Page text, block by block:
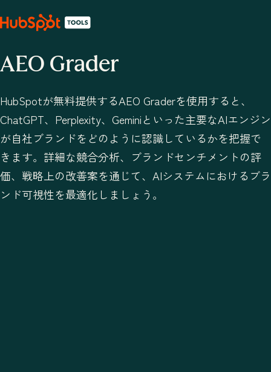
AEO Grader
HubSpotが無料提供するAEO Graderを使用すると、
ChatGPT、Perplexity、Geminiといった主要なAIエンジン
が自社ブランドをどのように認識しているかを把握で
きます。詳細な競合分析、ブランドセンチメントの評
価、戦略上の改善案を通じて、AIシステムにおけるブラ
ンド可視性を最適化しましょう。